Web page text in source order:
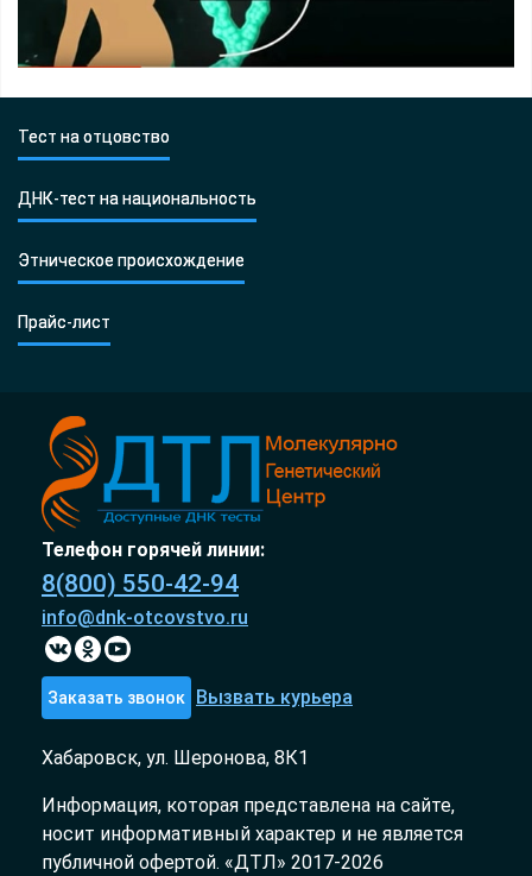
Тест на отцовство
ДНК-тест на национальность
Этническое происхождение
Прайс-лист
Телефон горячей линии:
8(800) 550-42-94
info@dnk-otcovstvo.ru
Заказать звонок Вызвать курьера
Хабаровск, ул. Шеронова, 8К1
Информация, которая представлена на сайте,
носит информативный характер и не является
публичной офертой. «ДТЛ» 2017-2026